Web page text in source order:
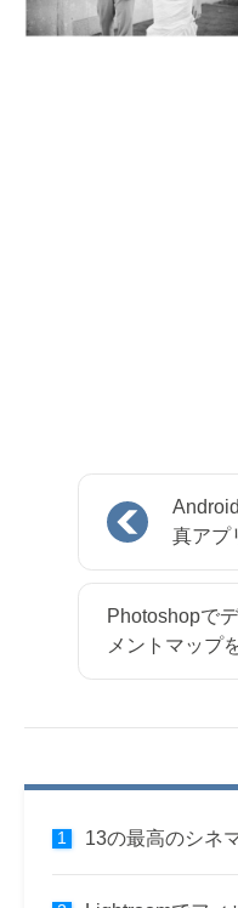
真アプ
Photoshopで
メントマップ
の7つの簡単